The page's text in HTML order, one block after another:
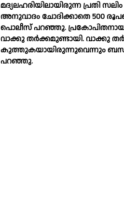
മദ്യലഹരിയിലായിരുന്ന പ്രതി
അനുവാദം ചോദിക്കാതെ 500
പൊലീസ് പറഞ്ഞു.
വാക്കു തര്‍ക്കമുണ്ടായി. വാക്കു
കുത്തുകയായിരുന്നുവെന്നും
പറഞ്ഞു.